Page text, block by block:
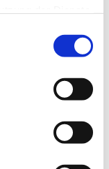
nutzen.
Stuttgart